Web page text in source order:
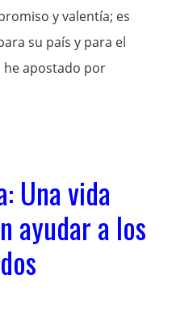
y valentía; es
su país y para el
he apostado por
Una vida
ayudar a los